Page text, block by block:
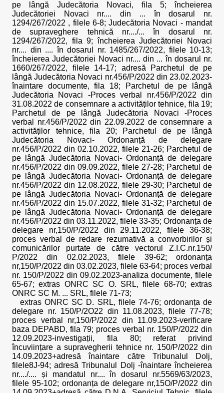
pe lângă Judecătoria Novaci, fila 5; încheierea
Judecătoriei Novaci nr.... din ... în dosarul nr.
1294/267/2022 , filele 6-8; Judecătoria Novaci - mandat
de supraveghere tehnică nr..../... în dosarul nr.
1294/267/2022, fila 9; încheierea Judecătoriei Novaci
nr.... din .... în dosarul nr. 1485/267/2022, filele 10-13;
încheierea Judecătoriei Novaci nr.... din ... în dosarul nr.
1660/267/2022, filele 14-17; adresă Parchetul de pe
lângă Judecătoria Novaci nr.456/P/2022 din 23.02.2023-
înaintare documente, fila 18; Parchetul de pe lângă
Judecătoria Novaci -Proces verbal nr.456/P/2022 din
31.08.2022 de consemnare a activităților tehnice, fila 19;
Parchetul de pe lângă Judecătoria Novaci -Proces
verbal nr.456/P/2022 din 22.09.2022 de consemnare a
activităților tehnice, fila 20; Parchetul de pe lângă
Judecătoria Novaci- Ordonanță de delegare
nr.456/P/2022 din 02.10.2022, filele 21-26; Parchetul de
pe lângă Judecătoria Novaci- Ordonanță de delegare
nr.456/P/2022 din 09.09.2022, filele 27-28; Parchetul de
pe lângă Judecătoria Novaci- Ordonanță de delegare
nr.456/P/2022 din 12.08.2022, filele 29-30; Parchetul de
pe lângă Judecătoria Novaci- Ordonanță de delegare
nr.456/P/2022 din 15.07.2022, filele 31-32; Parchetul de
pe lângă Judecătoria Novaci- Ordonanță de delegare
nr.456/P/2022 din 03.11.2022, filele 33-35; Ordonanța de
delegare nr,150/P/2022 din 29.11.2022, filele 36-38;
proces verbal de redare rezumativă a convorbirilor și
comunicărilor purtate de către vectorul Z.I.C.nr.150/
P/2022 din 02.02.2023, filele 39-62; ordonanța
nr,150/P/2022 din 03.02.2023, filele 63-64; proces verbal
nr. 150/P/2022 din 09.02.2023-anaIiza documente, filele
65-67; extras ONRC SC O. SRL, filele 68-70; extras
ONRC SC M. ... SRL, filele 71-73;
extras ONRC SC D. SRL, filele 74-76; ordonanța de
delegare nr. 150/P/2O22 din 11.08.2023, filele 77-78;
proces verbal nr,150/P/2022 din 11.09.2023-verificare
baza DEPABD, fila 79; proces verbal nr. 150/P/2022 din
12.09.2023-investigații, fila 80; referat privind
încuviințare a supravegherii tehnice nr. 150/P/2022 din
14.09.2023+adresă înaintare către Tribunalul Dolj,
filele8J-94; adresă Tribunalul Dolj -înaintare încheierea
nr..../.... și mandatul nr.... în dosarul nr.5569/63/2023,
filele 95-102; ordonanța de delegare nr,15O/P/2022 din